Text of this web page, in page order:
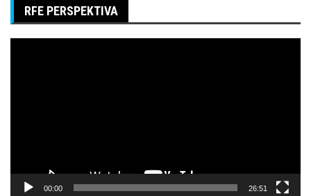
RFE PERSPEKTIVA
00:00 26:51